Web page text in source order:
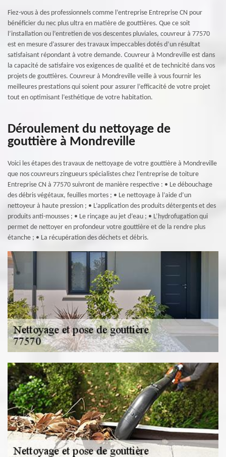
Fiez-vous à des professionnels comme l’entreprise Entreprise CN pour
bénéficier du nec plus ultra en matière de gouttières. Que ce soit
l’installation ou l’entretien de vos descentes pluviales, couvreur à 77570
est en mesure d’assurer des travaux impeccables dotés d’un résultat
satisfaisant répondant à votre demande. Couvreur à Mondreville est dans
la capacité de satisfaire vos exigences de qualité et de technicité dans vos
projets de gouttières. Couvreur à Mondreville veille à vous fournir les
meilleures prestations qui soient pour assurer l’efficacité de votre projet
tout en optimisant l’esthétique de votre habitation.
Déroulement du nettoyage de
gouttière à Mondreville
Voici les étapes des travaux de nettoyage de votre gouttière à Mondreville
que nos couvreurs zingueurs spécialistes chez l’entreprise de toiture
Entreprise CN à 77570 suivront de manière respective : • Le débouchage
des débris végétaux, feuilles mortes ; • Le nettoyage à l’aide d’un
nettoyeur à haute pression ; • L’application des produits détergents et des
produits anti-mousses ; • Le rinçage au jet d’eau ; • L’hydrofugation qui
permet de nettoyer en profondeur votre gouttière et de la rendre plus
étanche ; • La récupération des déchets et débris.